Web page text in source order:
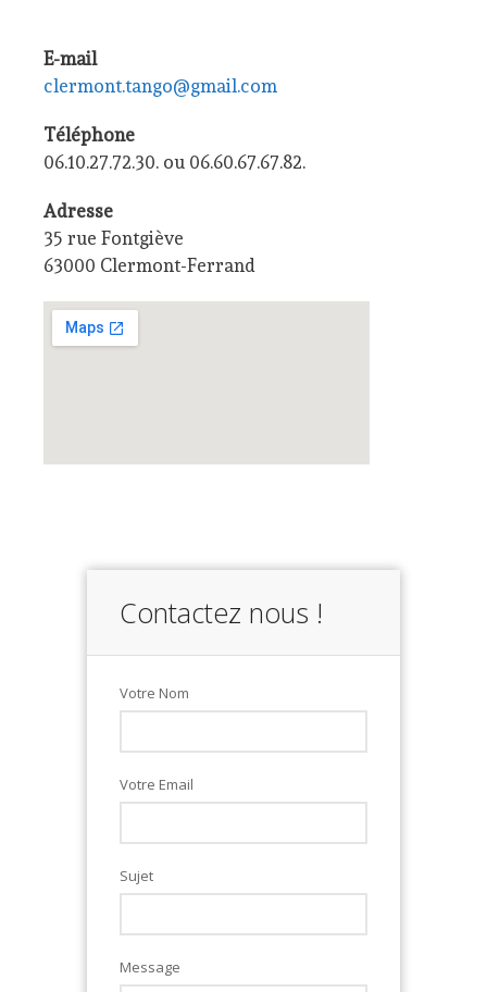
E-mail
clermont.tango@gmail.com
Téléphone
06.10.27.72.30. ou 06.60.67.67.82.
Adresse
35 rue Fontgiève
63000 Clermont-Ferrand
Contactez nous !
Votre Nom
Votre Email
Sujet
Message